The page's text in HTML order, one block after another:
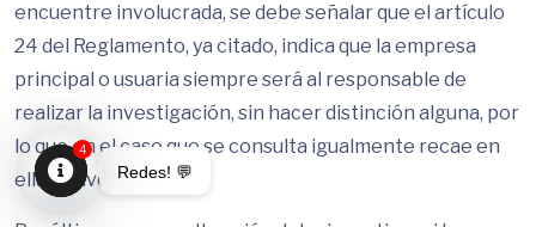
encuentre involucrada, se debe señalar que el artículo
24 del Reglamento, ya citado, indica que la empresa
principal o usuaria siempre será al responsable de
realizar la investigación, sin hacer distinción alguna, por
lo que en el caso que se consulta igualmente recae en
ella la investigación.
Redes! 💬
4